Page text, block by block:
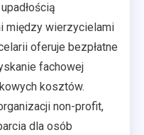
między wierzycielami
oferuje bezpłatne
fachowej
kosztów.
non-profit,
dla osób